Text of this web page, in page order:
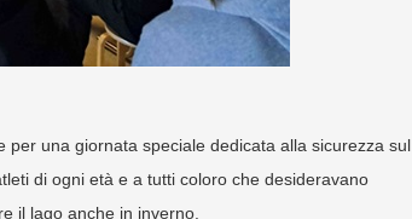
per una giornata speciale dedicata alla sicurezza sul
di ogni età e a tutti coloro che desideravano
il lago anche in inverno.